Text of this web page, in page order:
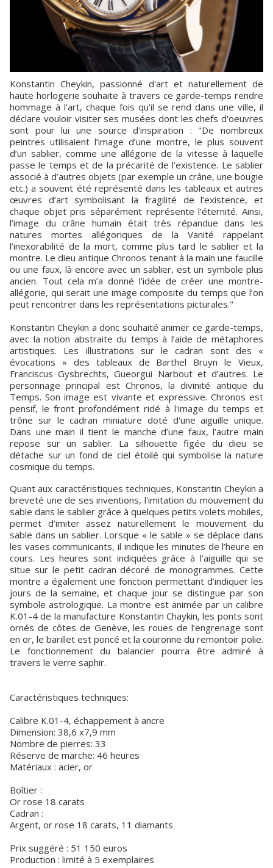
Konstantin Cheykin, passionné d'art et naturellement de
haute horlogerie souhaite à travers ce garde-temps rendre
hommage à l'art, chaque fois qu'il se rend dans une ville, il
déclare vouloir visiter ses musées dont les chefs d'oeuvres
sont pour lui une source d'inspiration : "De nombreux
peintres utilisaient l’image d’une montre, le plus souvent
d’un sablier, comme une allégorie de la vitesse à laquelle
passe le temps et de la précarité de l’existence. Le sablier
associé à d’autres objets (par exemple un crâne, une bougie
etc.) a souvent été représenté dans les tableaux et autres
œuvres d’art symbolisant la fragilité de l’existence, et
chaque objet pris séparément représente l’éternité. Ainsi,
l’image du crâne humain était très répandue dans les
natures mortes allégoriques de la Vanité rappelant
l’inexorabilité de la mort, comme plus tard le sablier et la
montre. Le dieu antique Chronos tenant à la main une faucille
ou une faux, là encore avec un sablier, est un symbole plus
ancien. Tout cela m’a donné l’idée de créer une montre-
allégorie, qui serait une image composite du temps que l’on
peut rencontrer dans les représentations picturales."
Konstantin Cheykin a donc souhaité animer ce garde-temps,
avec la notion abstraite du temps à l’aide de métaphores
artistiques. Les illustrations sur le cadran sont des «
évocations » des tableaux de Barthel Bruyn le Vieux,
Franciscus Gysbrechts, Gueorgui Narbout et d’autres. Le
personnage principal est Chronos, la divinité antique du
Temps. Son image est vivante et expressive. Chronos est
pensif, le front profondément ridé à l'image du temps et
trône sur le cadran miniature doté d'une aiguille unique.
Dans une main il tient le manche d’une faux, l’autre main
repose sur un sablier. La silhouette figée du dieu se
détache sur un fond de ciel étoilé qui symbolise la nature
cosmique du temps.
Quant aux caractéristiques techniques, Konstantin Cheykin a
breveté une de ses inventions, l'imitation du mouvement du
sable dans le sablier grâce à quelques petits volets mobiles,
permet d’imiter assez naturellement le mouvement du
sable dans un sablier. Lorsque « le sable » se déplace dans
les vases communicants, il indique les minutes de l’heure en
cours. Les heures sont indiquées grâce à l’aiguille qui se
situe sur le petit cadran décoré de monogrammes. Cette
montre a également une fonction permettant d’indiquer les
jours de la semaine, et chaque jour se distingue par son
symbole astrologique. La montre est animée par un calibre
K.01-4 de la manufacture Konstantin Chaykin, les ponts sont
ornés de côtes de Genève, les roues de l’engrenage sont
en or, le barillet est poncé et la couronne du remontoir polie.
Le fonctionnement du balancier pourra être admiré à
travers le verre saphir.
Caractéristiques techniques:
Calibre K.01-4, échappement à ancre
Dimension: 38,6 х7,9 mm
Nombre de pierres: 33
Réserve de marche: 46 heures
Matériaux : acier, or
Boîtier :
Or rose 18 carats
Cadran :
Argent, or rose 18 carats, 11 diamants
Prix suggéré : 51 150 euros
Production : limité à 5 exemplaires